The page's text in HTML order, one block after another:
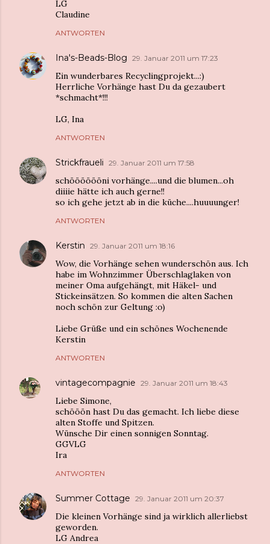
LG
Claudine
ANTWORTEN
Ina's-Beads-Blog 29. Januar 2011 um 17:23
Ein wunderbares Recyclingprojekt...:)
Herrliche Vorhänge hast Du da gezaubert
*schmacht*!!!
LG, Ina
ANTWORTEN
Strickfraueli 29. Januar 2011 um 17:58
schööööööni vorhänge....und die blumen...oh
diiiie hätte ich auch gerne!!
so ich gehe jetzt ab in die küche....huuuunger!
ANTWORTEN
Kerstin 29. Januar 2011 um 18:16
Wow, die Vorhänge sehen wunderschön aus. Ich
habe im Wohnzimmer Überschlaglaken von
meiner Oma aufgehängt, mit Häkel- und
Stickeinsätzen. So kommen die alten Sachen
noch schön zur Geltung :o)
Liebe Grüße und ein schönes Wochenende
Kerstin
ANTWORTEN
vintagecompagnie 29. Januar 2011 um 18:43
Liebe Simone,
schööön hast Du das gemacht. Ich liebe diese
alten Stoffe und Spitzen.
Wünsche Dir einen sonnigen Sonntag.
GGVLG
Ira
ANTWORTEN
Summer Cottage 29. Januar 2011 um 20:37
Die kleinen Vorhänge sind ja wirklich allerliebst
geworden.
LG Andrea